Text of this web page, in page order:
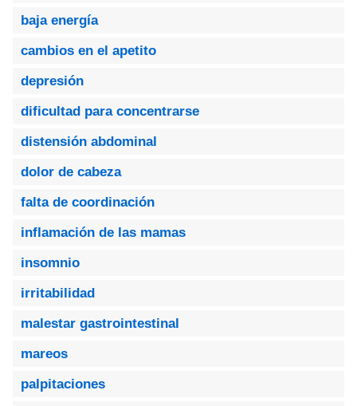
baja energía
cambios en el apetito
depresión
dificultad para concentrarse
distensión abdominal
dolor de cabeza
falta de coordinación
inflamación de las mamas
insomnio
irritabilidad
malestar gastrointestinal
mareos
palpitaciones